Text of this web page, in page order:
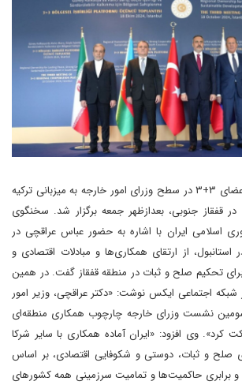
مهدی بازرگان: نشست اعضای ۳+۳ در سطح وزرای امور خارجه به میزبانی ترکیه
قفقاز جنوبی، بعدازظهر جمعه برگزار شد. سخنگوی
اسلامی ایران با اشاره به حضور عباس عراقچی در
سازوکار ۳+۳ در استانبول، از ارتقای همکاری‌ها و مبادلات اقتصادی و
تحکیم صلح و ثبات در منطقه قفقاز گفت. در همین
شبکه اجتماعی ایکس نوشت: «دکتر عراقچی، وزیر امور
نشست وزرای خارجه چارچوب همکاری منطقه‌ای
شرکت کرد‌». وی افزود: «ایران آماده همکاری با سایر شرکا
صلح و ثبات، دوستی و شکوفایی اقتصادی، بر اساس
و برابری حاکمیت‌ها و تمامیت سرزمینی همه کشورهای